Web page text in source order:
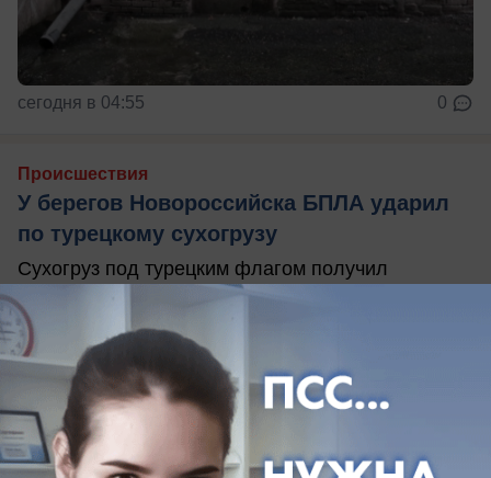
сегодня в 04:55 0
Происшествия
У берегов Новороссийска БПЛА ударил
по турецкому сухогрузу
Сухогруз под турецким флагом получил
повреждения у Новороссийска